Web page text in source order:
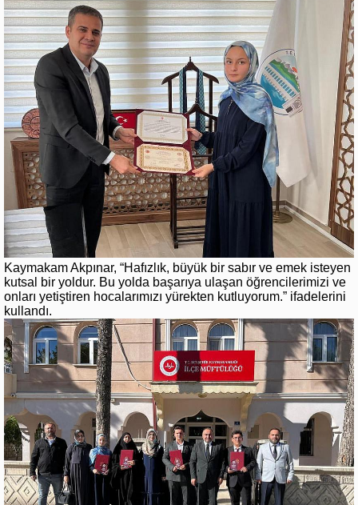
Kaymakam Akpınar, “Hafızlık, büyük bir sabır ve emek isteyen
kutsal bir yoldur. Bu yolda başarıya ulaşan öğrencilerimizi ve
onları yetiştiren hocalarımızı yürekten kutluyorum.” ifadelerini
kullandı.